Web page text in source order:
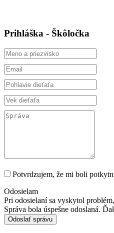
Prihláška - Škôločka
Potvrdzujem, že mi boli
Odosielam
Pri odosielaní sa vyskytol
Správa bola úspešne odoslaná.
Odoslať správu